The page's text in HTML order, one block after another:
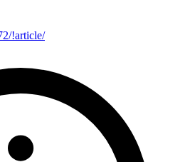
!article/